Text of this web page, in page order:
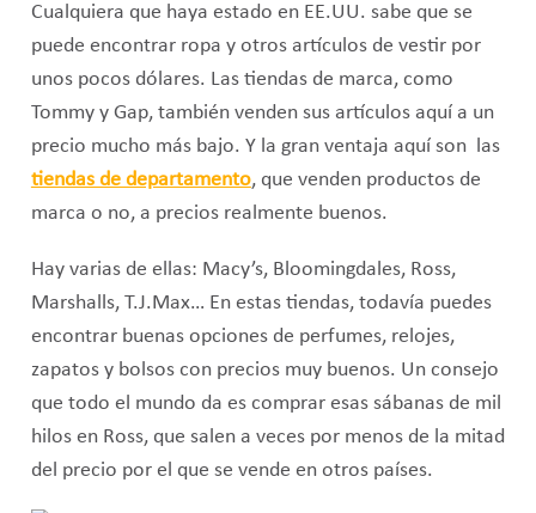
Cualquiera que haya estado en EE.UU. sabe que se
puede encontrar ropa y otros artículos de vestir por
unos pocos dólares. Las tiendas de marca, como
Tommy y Gap, también venden sus artículos aquí a un
precio mucho más bajo. Y la gran ventaja aquí son las
tiendas de departamento, que venden productos de
marca o no, a precios realmente buenos.
Hay varias de ellas: Macy’s, Bloomingdales, Ross,
Marshalls, T.J.Max… En estas tiendas, todavía puedes
encontrar buenas opciones de perfumes, relojes,
zapatos y bolsos con precios muy buenos. Un consejo
que todo el mundo da es comprar esas sábanas de mil
hilos en Ross, que salen a veces por menos de la mitad
del precio por el que se vende en otros países.